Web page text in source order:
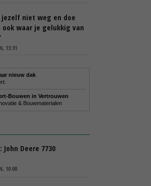
jezelf niet weg en doe
ook waar je gelukkig van
13:31
nieuw dak
Bouwen in Vertrouwen
& Bouwmaterialen
John Deere 7730
10:00